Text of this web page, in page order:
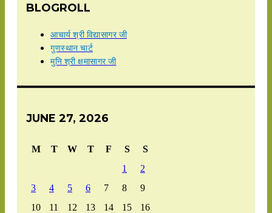
BLOGROLL
आचार्य श्री विद्यासागर जी
गुणस्थान चार्ट
मुनि श्री क्षमासागर जी
JUNE 27, 2026
M T W T F S
S
1
2
3
4 5 6 7 8
9
10
11 12 13 14 15
16